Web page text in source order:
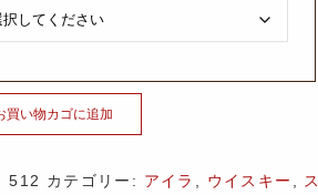
買い物カゴに追加
:512 カテゴリー: アイラ ウイスキー
ス